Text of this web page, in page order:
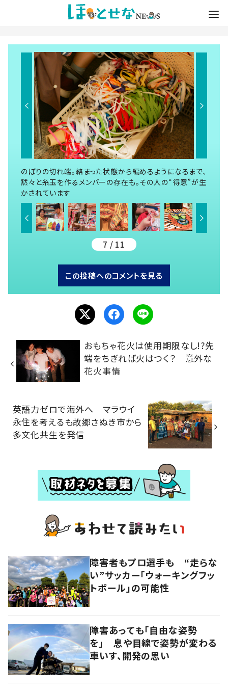
のぼりの切れ端。絡まった状態から編めるようになるまで、
黙々と糸玉を作るメンバーの存在も。その人の“得意”が生
かされています
7 / 11
この投稿へのコメントを見る
おもちゃ花火は使用期限なし!?先
端をちぎれば火はつく？ 意外な
花火事情
英語力ゼロで海外へ マラウイ
永住を考えるも故郷さぬき市から
多文化共生を発信
障害者もプロ選手も “走らな
い”サッカー「ウォーキングフッ
トボール」の可能性
障害あっても「自由な姿勢
を」 息や目線で姿勢が変わる
車いす、開発の思い